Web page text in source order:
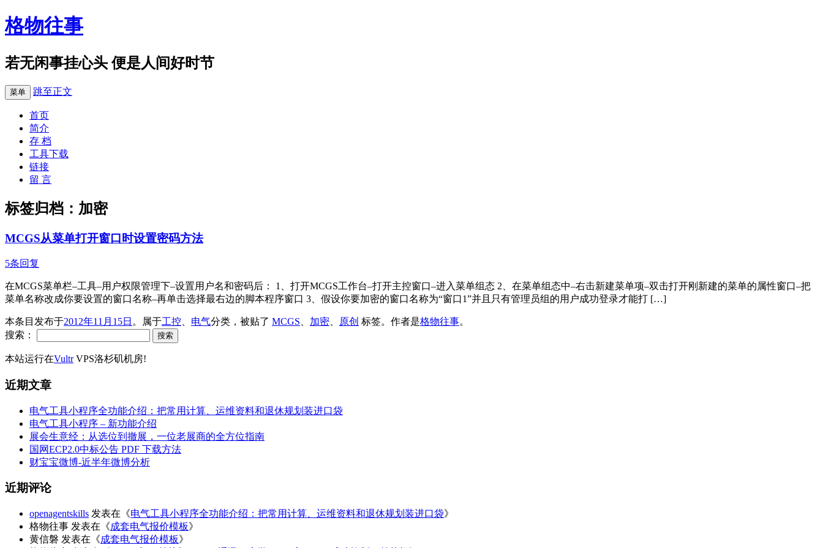
格物往事
若无闲事挂心头 便是人间好时节
菜单 跳至正文
首页
简介
存 档
工具下载
链接
留 言
标签归档： 加密
MCGS从菜单打开窗口时设置密码方法
5条回复
在MCGS菜单栏–工具–用户权限管理下–设置用户名和密码后： 1、打开MCGS工作台–打开主控窗口–进入菜单组态 2、在菜单组态中–右击新建菜单项–双击打开刚新建的菜单的属性窗口–把
菜单名称改成你要设置的窗口名称–再单击选择最右边的脚本程序窗口 3、假设你要加密的窗口名称为“窗口1”并且只有管理员组的用户成功登录才能打 […]
本条目发布于2012年11月15日 。属于工控 电气分类，被贴了 MCGS 加密 原创 标签。 作者是格物往事。
搜索：
本站运行在VultrVPS洛杉矶机房!
近期文章
电气工具小程序全功能介绍：把常用计算、运维资料和退休规划装进口袋
电气工具小程序 – 新功能介绍
展会生意经：从选位到撤展，一位老展商的全方位指南
国网ECP2.0中标公告 PDF 下载方法
财宝宝微博-近半年微博分析
近期评论
openagentskills 发表在《电气工具小程序全功能介绍：把常用计算、运维资料和退休规划装进口袋》
格物往事 发表在《成套电气报价模板》
黄信磐 发表在《成套电气报价模板》